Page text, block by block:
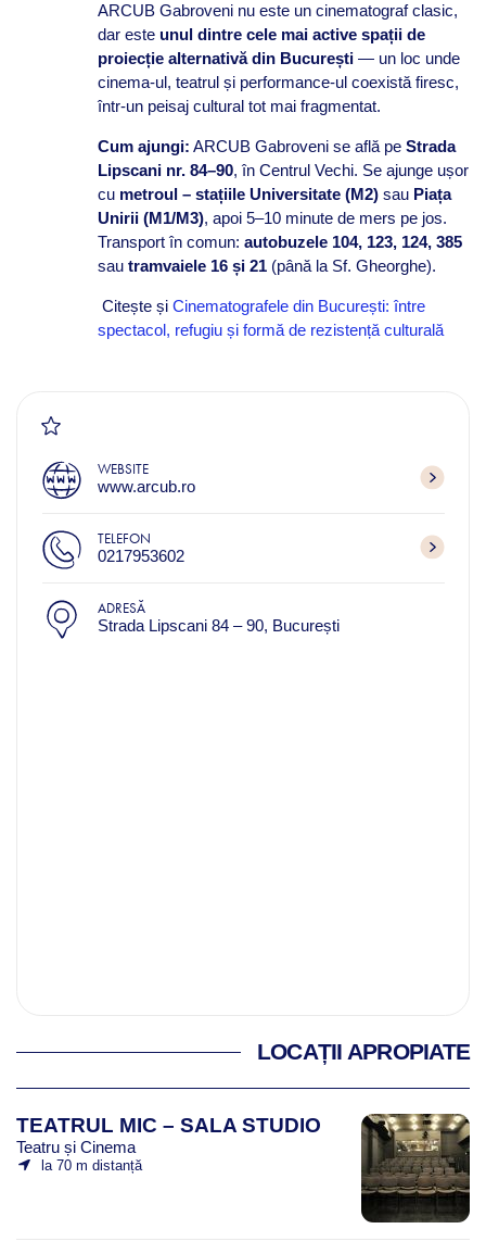
ARCUB Gabroveni nu este un cinematograf clasic,
dar este unul dintre cele mai active spații de
proiecție alternativă din București— un loc unde
cinema-ul, teatrul și performance-ul coexistă firesc,
într-un peisaj cultural tot mai fragmentat.
Cum ajungi: ARCUB Gabroveni se află pe Strada
Lipscani nr. 84–90, în Centrul Vechi. Se ajunge ușor
cu metroul – stațiile Universitate (M2)sau Piața
Unirii (M1/M3), apoi 5–10 minute de mers pe jos.
Transport în comun: autobuzele 104, 123, 124, 385
sau tramvaiele 16 și 21(până la Sf. Gheorghe).
Citește și Cinematografele din București: între
spectacol, refugiu și formă de rezistență culturală
WEBSITE
www.arcub.ro
TELEFON
0217953602
ADRESĂ
Strada Lipscani 84 – 90, București
LOCAȚII APROPIATE
TEATRUL MIC – SALA STUDIO
Teatru și Cinema
la 70 m distanță